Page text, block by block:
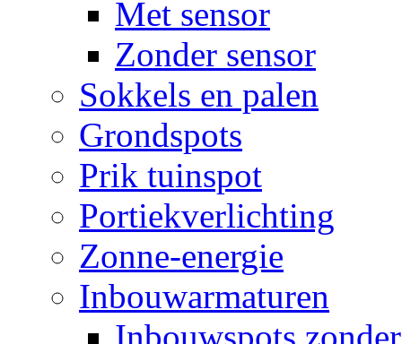
Met sensor
Zonder sensor
Sokkels en palen
Grondspots
Prik tuinspot
Portiekverlichting
Zonne-energie
Inbouwarmaturen
Inbouwspots